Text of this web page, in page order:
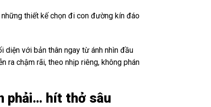
thiết kế chọn đi con đường kín đáo
diện với bản thân ngay từ ánh nhìn đầu
ra chậm rãi, theo nhịp riêng, không phán
phải… hít thở sâu